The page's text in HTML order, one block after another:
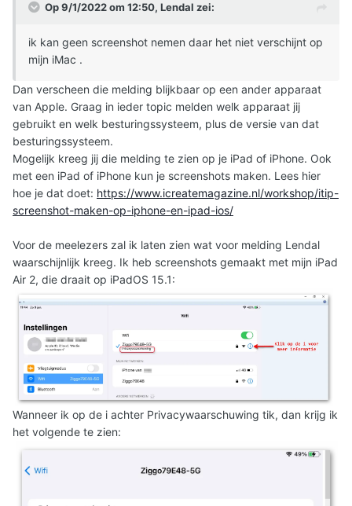
Op 9/1/2022 om 12:50, Lendal zei:
ik kan geen screenshot nemen daar het niet verschijnt op
mijn iMac .
Dan verscheen die melding blijkbaar op een ander apparaat
van Apple. Graag in ieder topic melden welk apparaat jij
gebruikt en welk besturingssysteem, plus de versie van dat
besturingssysteem.
Mogelijk kreeg jij die melding te zien op je iPad of iPhone. Ook
met een iPad of iPhone kun je screenshots maken. Lees hier
hoe je dat doet: https://www.icreatemagazine.nl/workshop/itip-
screenshot-maken-op-iphone-en-ipad-ios/
Voor de meelezers zal ik laten zien wat voor melding Lendal
waarschijnlijk kreeg. Ik heb screenshots gemaakt met mijn iPad
Air 2, die draait op iPadOS 15.1:
Wanneer ik op de i achter Privacywaarschuwing tik, dan krijg ik
het volgende te zien: